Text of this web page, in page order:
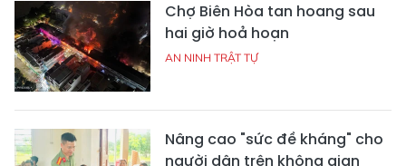
Chợ Biên Hòa tan hoang sau
hai giờ hoả hoạn
AN NINH TRẬT TỰ
Nâng cao "sức đề kháng" cho
người dân trên không gian